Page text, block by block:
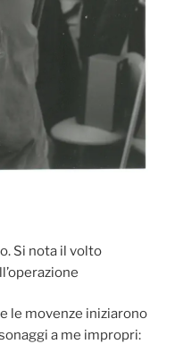
Si nota il volto
le movenze iniziarono
a me impropri: